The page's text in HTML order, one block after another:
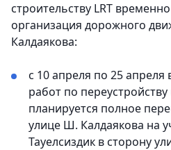
строительству LRT
организация дорожного
Калдаякова:
с 10 апреля по 25 апреля
работ по
планируется полное
улице Ш. Калдаякова на
Тауелсиздик в сторону